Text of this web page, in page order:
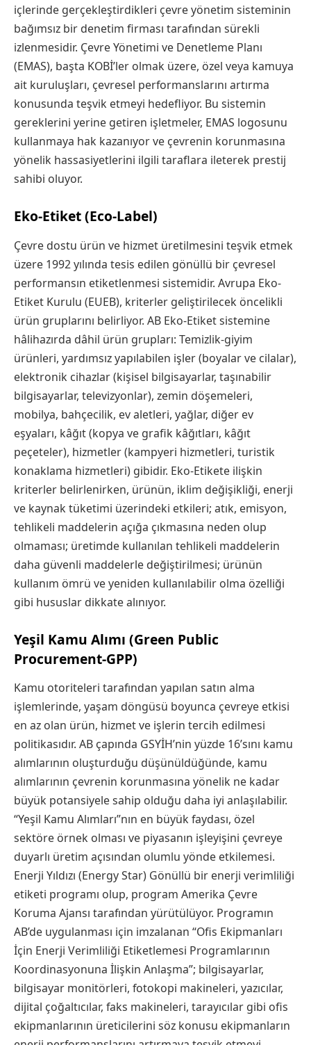
içlerinde gerçekleştirdikleri çevre yönetim sisteminin
bağımsız bir denetim firması tarafından sürekli
izlenmesidir. Çevre Yönetimi ve Denetleme Planı
(EMAS), başta KOBİ’ler olmak üzere, özel veya kamuya
ait kuruluşları, çevresel performanslarını artırma
konusunda teşvik etmeyi hedefliyor. Bu sistemin
gereklerini yerine getiren işletmeler, EMAS logosunu
kullanmaya hak kazanıyor ve çevrenin korunmasına
yönelik hassasiyetlerini ilgili taraflara ileterek prestij
sahibi oluyor.
Eko-Etiket (Eco-Label)
Çevre dostu ürün ve hizmet üretilmesini teşvik etmek
üzere 1992 yılında tesis edilen gönüllü bir çevresel
performansın etiketlenmesi sistemidir. Avrupa Eko-
Etiket Kurulu (EUEB), kriterler geliştirilecek öncelikli
ürün gruplarını belirliyor. AB Eko-Etiket sistemine
hâlihazırda dâhil ürün grupları: Temizlik-giyim
ürünleri, yardımsız yapılabilen işler (boyalar ve cilalar),
elektronik cihazlar (kişisel bilgisayarlar, taşınabilir
bilgisayarlar, televizyonlar), zemin döşemeleri,
mobilya, bahçecilik, ev aletleri, yağlar, diğer ev
eşyaları, kâğıt (kopya ve grafik kâğıtları, kâğıt
peçeteler), hizmetler (kampyeri hizmetleri, turistik
konaklama hizmetleri) gibidir. Eko-Etikete ilişkin
kriterler belirlenirken, ürünün, iklim değişikliği, enerji
ve kaynak tüketimi üzerindeki etkileri; atık, emisyon,
tehlikeli maddelerin açığa çıkmasına neden olup
olmaması; üretimde kullanılan tehlikeli maddelerin
daha güvenli maddelerle değiştirilmesi; ürünün
kullanım ömrü ve yeniden kullanılabilir olma özelliği
gibi hususlar dikkate alınıyor.
Yeşil Kamu Alımı (Green Public
Procurement-GPP)
Kamu otoriteleri tarafından yapılan satın alma
işlemlerinde, yaşam döngüsü boyunca çevreye etkisi
en az olan ürün, hizmet ve işlerin tercih edilmesi
politikasıdır. AB çapında GSYİH’nin yüzde 16’sını kamu
alımlarının oluşturduğu düşünüldüğünde, kamu
alımlarının çevrenin korunmasına yönelik ne kadar
büyük potansiyele sahip olduğu daha iyi anlaşılabilir.
“Yeşil Kamu Alımları”nın en büyük faydası, özel
sektöre örnek olması ve piyasanın işleyişini çevreye
duyarlı üretim açısından olumlu yönde etkilemesi.
Enerji Yıldızı (Energy Star) Gönüllü bir enerji verimliliği
etiketi programı olup, program Amerika Çevre
Koruma Ajansı tarafından yürütülüyor. Programın
AB’de uygulanması için imzalanan “Ofis Ekipmanları
İçin Enerji Verimliliği Etiketlemesi Programlarının
Koordinasyonuna İlişkin Anlaşma”; bilgisayarlar,
bilgisayar monitörleri, fotokopi makineleri, yazıcılar,
dijital çoğaltıcılar, faks makineleri, tarayıcılar gibi ofis
ekipmanlarının üreticilerini söz konusu ekipmanların